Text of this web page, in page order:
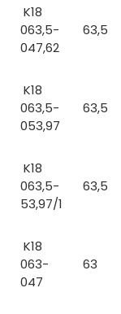
K18
063,5-
047,62
63,5
K18
063,5-
053,97
63,5
K18
063,5-
53,97/1
63,5
K18
063-
047
63